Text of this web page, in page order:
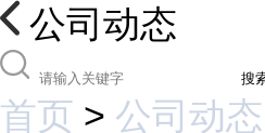
公司动态
搜
首页 > 公司动态